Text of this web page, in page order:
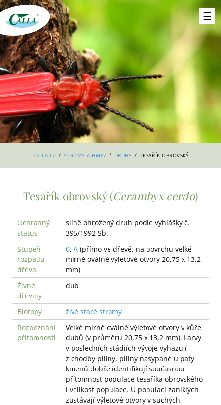
CALLA.CZ / STROMY A HMYZ / DRUHY / TESAŘÍK OBROVSKÝ
Tesařík obrovský (Cerambyx cerdo)
Ochranný
status
silně ohrožený druh podle vyhlášky č.
395/1992 Sb.
Stupeň
rozpadu
dřeva
0, A (přímo ve dřevě, na povrchu velké
mírně oválné výletové otvory 20,75 x 13,2
mm)
Živné
dřeviny
dub
Biotopy
živé staré stromy
Rozpoznání
přítomnosti
Velké mírně oválné výletové otvory v kůře
dubů (v průměru 20,75 x 13,2 mm). Larvy
v posledních stádiích vývoje vyhazují
z chodby piliny, piliny nasypané u paty
kmenů dobře identifikují současnou
přítomnost populace tesaříka obrovského
i velikost populace. U populací zaniklých
zůstávají výletové otvory v suchých